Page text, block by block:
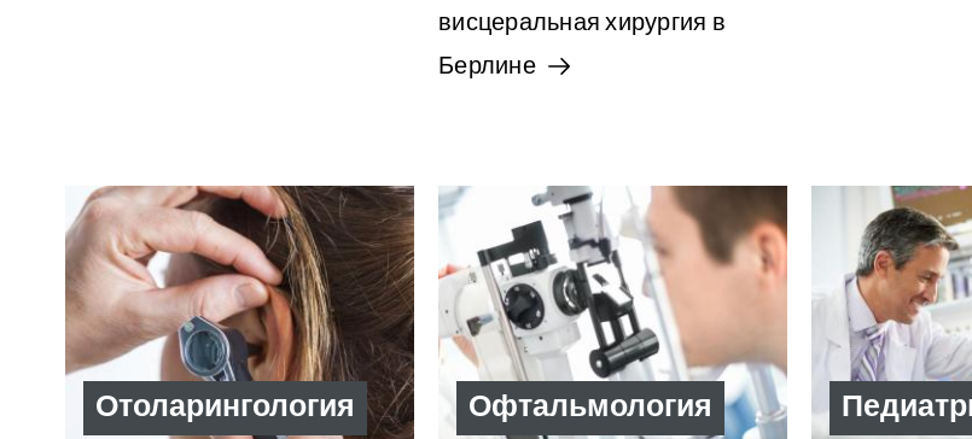
висцеральная хирургия в
Берлине
Отоларингология Офтальмология